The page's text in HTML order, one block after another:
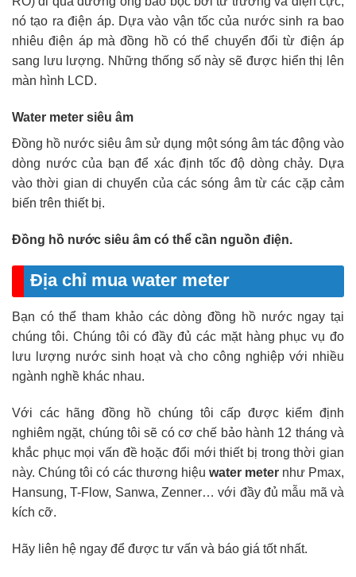
nó tạo ra điện áp. Dựa vào vận tốc của nước sinh ra bao
nhiêu điện áp mà đồng hồ có thể chuyển đổi từ điện áp
sang lưu lượng. Những thống số này sẽ được hiển thị lên
màn hình LCD.
Water meter siêu âm
Đồng hồ nước siêu âm sử dụng một sóng âm tác động vào
dòng nước của bạn để xác định tốc độ dòng chảy. Dựa
vào thời gian di chuyển của các sóng âm từ các cặp cảm
biến trên thiết bị.
Đồng hồ nước siêu âm có thể cần nguồn điện.
Địa chỉ mua water meter
Bạn có thể tham khảo các dòng đồng hồ nước ngay tại
chúng tôi. Chúng tôi có đầy đủ các mặt hàng phục vụ đo
lưu lượng nước sinh hoạt và cho công nghiệp với nhiều
ngành nghề khác nhau.
Với các hãng đồng hồ chúng tôi cấp được kiểm định
nghiêm ngặt, chúng tôi sẽ có cơ chế bảo hành 12 tháng và
khắc phục mọi vấn đề hoặc đổi mới thiết bị trong thời gian
này. Chúng tôi có các thương hiệu water meter như Pmax,
Hansung, T-Flow, Sanwa, Zenner… với đầy đủ mẫu mã và
kích cỡ.
Hãy liên hệ ngay để được tư vấn và báo giá tốt nhất.